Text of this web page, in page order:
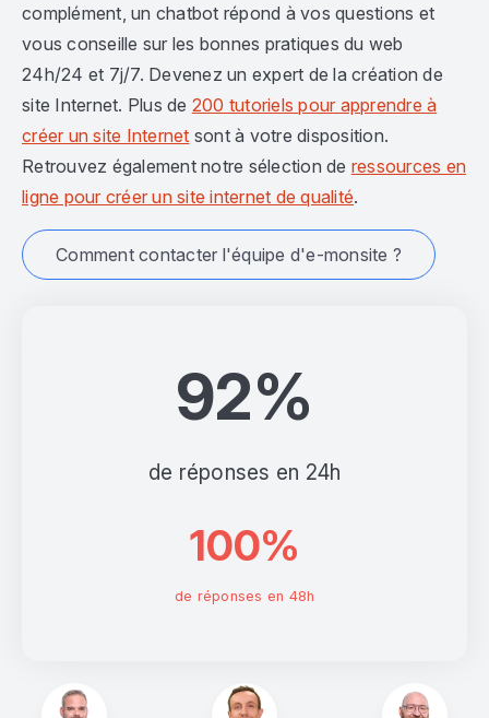
92%
de réponses en 24h
100%
de réponses en 48h
complément, un chatbot répond à vos questions et
vous conseille sur les bonnes pratiques du web
24h/24 et 7j/7. Devenez un expert de la création de
site Internet. Plus de 200 tutoriels pour apprendre à
créer un site Internet sont à votre disposition.
Retrouvez également notre sélection de ressources en
ligne pour créer un site internet de qualité.
Comment contacter l'équipe d'e-monsite ?